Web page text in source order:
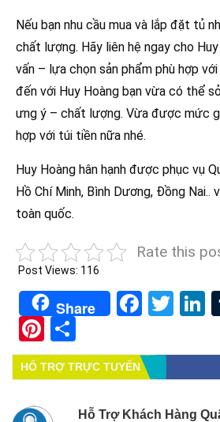
Nếu bạn nhu cầu mua và lắp đặt tủ
chất lượng. Hãy liên hệ ngay cho
vấn – lựa chọn sản phẩm phù hợp
đến với Huy Hoàng bạn vừa có thể
ưng ý – chất lượng. Vừa được mức
hợp với túi tiền nữa nhé.
Huy Hoàng hân hạnh được phục vụ
Hồ Chí Minh, Bình Dương, Đồng
toàn quốc.
Rate this
Post Views: 116
Share
Pinterest
HỔ TRỢ TRỰC TUYẾN
Hỗ Trợ Khách Hàng